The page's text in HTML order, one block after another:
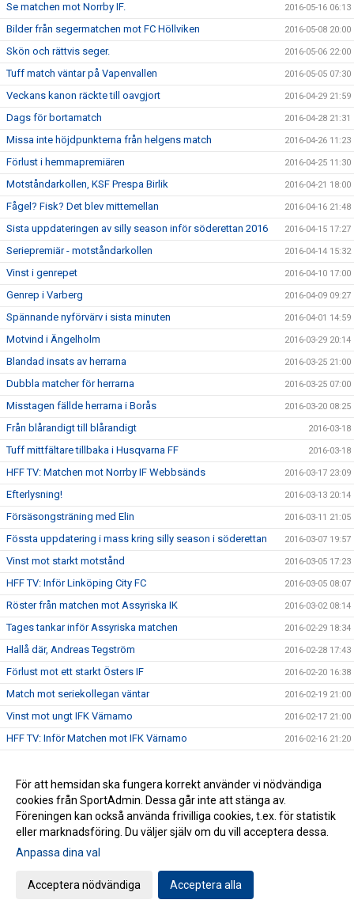
Se matchen mot Norrby IF. 2016-05-16 06:13
Bilder från segermatchen mot FC Höllviken 2016-05-08 20:00
Skön och rättvis seger. 2016-05-06 22:00
Tuff match väntar på Vapenvallen 2016-05-05 07:30
Veckans kanon räckte till oavgjort 2016-04-29 21:59
Dags för bortamatch 2016-04-28 21:31
Missa inte höjdpunkterna från helgens match 2016-04-26 11:23
Förlust i hemmapremiären 2016-04-25 11:30
Motståndarkollen, KSF Prespa Birlik 2016-04-21 18:00
Fågel? Fisk? Det blev mittemellan 2016-04-16 21:48
Sista uppdateringen av silly season inför söderettan 2016 2016-04-15 17:27
Seriepremiär - motståndarkollen 2016-04-14 15:32
Vinst i genrepet 2016-04-10 17:00
Genrep i Varberg 2016-04-09 09:27
Spännande nyförvärv i sista minuten 2016-04-01 14:59
Motvind i Ängelholm 2016-03-29 20:14
Blandad insats av herrarna 2016-03-25 21:00
Dubbla matcher för herrarna 2016-03-25 07:00
Misstagen fällde herrarna i Borås 2016-03-20 08:25
Från blårandigt till blårandigt 2016-03-18
Tuff mittfältare tillbaka i Husqvarna FF 2016-03-18
HFF TV: Matchen mot Norrby IF Webbsänds 2016-03-17 23:09
Efterlysning! 2016-03-13 20:14
Försäsongsträning med Elin 2016-03-11 21:05
Fössta uppdatering i mass kring silly season i söderettan 2016-03-07 19:57
Vinst mot starkt motstånd 2016-03-05 17:23
HFF TV: Inför Linköping City FC 2016-03-05 08:07
Röster från matchen mot Assyriska IK 2016-03-02 08:14
Tages tankar inför Assyriska matchen 2016-02-29 18:34
Hallå där, Andreas Tegström 2016-02-28 17:43
Förlust mot ett starkt Östers IF 2016-02-20 16:38
Match mot seriekollegan väntar 2016-02-19 21:00
Vinst mot ungt IFK Värnamo 2016-02-17 21:00
HFF TV: Inför Matchen mot IFK Värnamo 2016-02-16 21:20
Målskytt skriver på för herr 2016-02-12 14:30
HFFTV: Inför matchen mot Tenhults IF 2016-02-11 17:24
Irfan tar över rollen som målvaktstränare 2016-02-11 17:00
Lycka till med studierna, Emin
Allsvensk meriterad stärker mittfältet
För att hemsidan ska fungera korrekt använder vi nödvändiga
cookies från SportAdmin. Dessa går inte att stänga av.
Föreningen kan också använda frivilliga cookies, t.ex. för statistik
eller marknadsföring. Du väljer själv om du vill acceptera dessa.
Anpassa dina val
Acceptera nödvändiga Acceptera alla